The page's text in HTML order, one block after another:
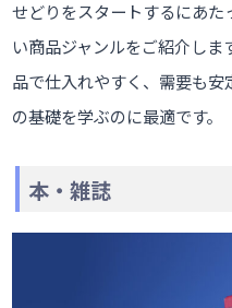
せどりをスタートするにあた
い商品ジャンルをご紹介し
品で仕入れやすく、需要も
の基礎を学ぶのに最適です。
本・雑誌